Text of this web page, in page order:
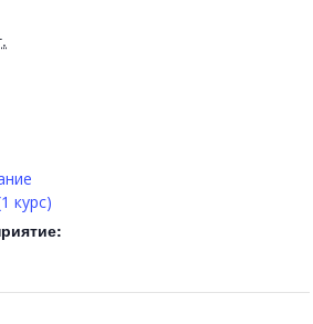
курс)